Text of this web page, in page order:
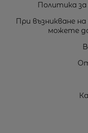
Политика за
При възникване на
можете